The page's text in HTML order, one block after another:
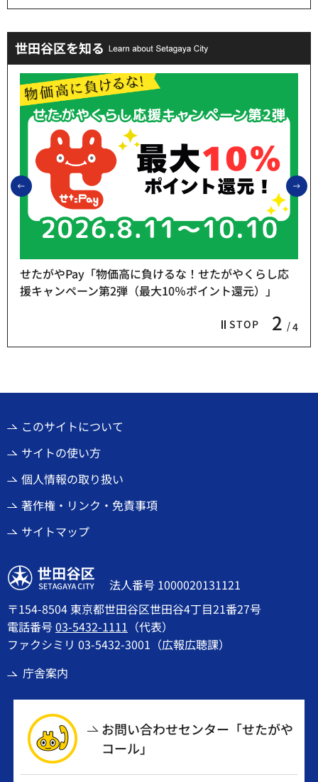
世田谷区を知る
前のスライドを表示
STOP 2 4
せたがやPay「物価高に負けるな！せたがやくらし応
援キャンペーン第2弾（最大10％ポイント還元）」
このサイトについて
サイトの使い方
個人情報の取り扱い
著作権・リンク・免責事項
サイトマップ
世田谷区
法人番号 1000020131121
〒154-8504 東京都世田谷区世田谷4丁目21番27号
電話番号03-5432-1111 （代表）
ファクシミリ 03-5432-3001（広報広聴課）
庁舎案内
お問い合わせセンター「せたがや
コール」